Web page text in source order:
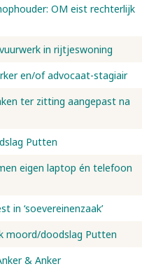
OM eist rechterlijk
in rijtjeswoning
en/of advocaat-stagiair
ter zitting aangepast na
Putten
eigen laptop én telefoon
in ‘soevereinenzaak’
moord/doodslag Putten
& Anker